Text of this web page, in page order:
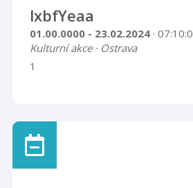
lxbfYeaa
01.00.0000 - 23.02.2024 ·
Kulturní akce · Ostrava
1